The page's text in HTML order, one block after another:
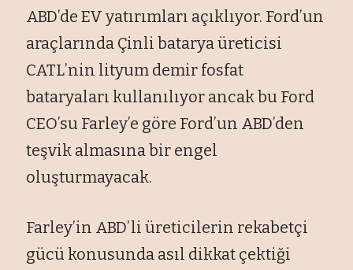
ABD’de EV yatırımları açıklıyor. Ford’un
araçlarında Çinli batarya üreticisi
CATL’nin lityum demir fosfat
bataryaları kullanılıyor ancak bu Ford
CEO’su Farley’e göre Ford’un ABD’den
teşvik almasına bir engel
oluşturmayacak.
Farley’in ABD’li üreticilerin rekabetçi
gücü konusunda asıl dikkat çektiği